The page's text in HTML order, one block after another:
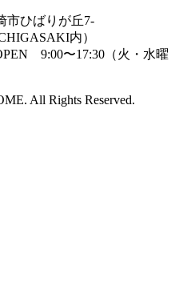
市ひばりが丘7-
内）
9:00〜17:30（火・水曜
All Rights Reserved.